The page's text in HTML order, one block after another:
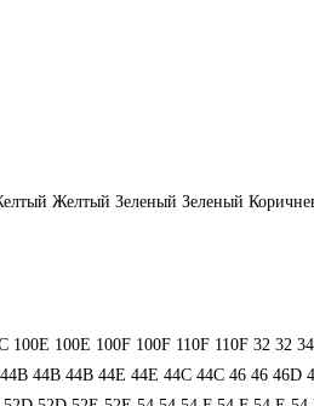
Желтый Зеленый Зеленый
100E 100E 100F 100F 110F 110F 32 32 34
44В 44В 44В 44Е 44Е 44С 44С 46 46 46D